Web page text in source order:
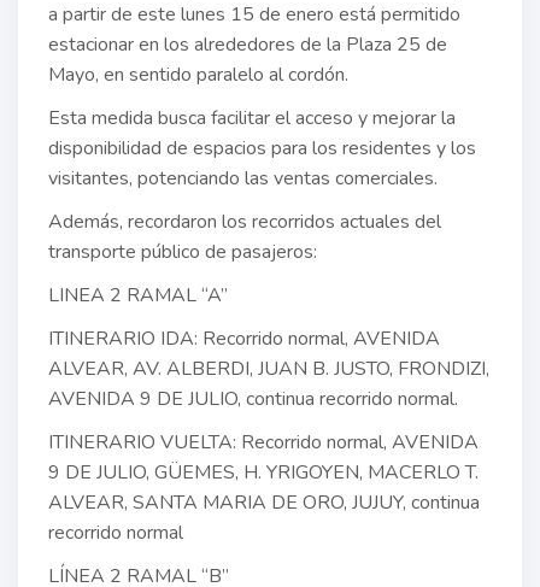
a partir de este lunes 15 de enero está permitido
estacionar en los alrededores de la Plaza 25 de
Mayo, en sentido paralelo al cordón.
Esta medida busca facilitar el acceso y mejorar la
disponibilidad de espacios para los residentes y los
visitantes, potenciando las ventas comerciales.
Además, recordaron los recorridos actuales del
transporte público de pasajeros:
LINEA 2 RAMAL “A”
ITINERARIO IDA: Recorrido normal, AVENIDA
ALVEAR, AV. ALBERDI, JUAN B. JUSTO, FRONDIZI,
AVENIDA 9 DE JULIO, continua recorrido normal.
ITINERARIO VUELTA: Recorrido normal, AVENIDA
9 DE JULIO, GÜEMES, H. YRIGOYEN, MACERLO T.
ALVEAR, SANTA MARIA DE ORO, JUJUY, continua
recorrido normal
LÍNEA 2 RAMAL “B”